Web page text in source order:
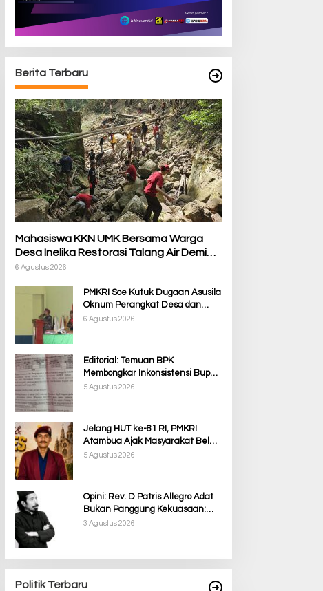
Berita Terbaru
Mahasiswa KKN UMK Bersama Warga
Desa Inelika Restorasi Talang Air Demi
Kelancaran Irigasi Sawah
6 Agustus 2026
PMKRI Soe Kutuk Dugaan Asusila
Oknum Perangkat Desa dan
Guru PPPK, Soroti Ketimpangan
6 Agustus 2026
Editorial: Temuan BPK
Membongkar Inkonsistensi Bupati
Kupang dalam Menjalankan
5 Agustus 2026
Jelang HUT ke-81 RI, PMKRI
Atambua Ajak Masyarakat Belu
Jaga Kamtibmas dan Tolak
5 Agustus 2026
Opini: Rev. D Patris Allegro Adat
Bukan Panggung Kekuasaan:
Membela Martabat Timor dari
3 Agustus 2026
Politik Terbaru